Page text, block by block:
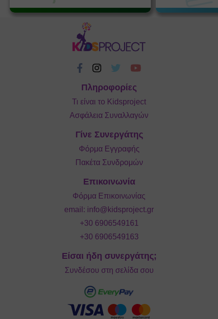
Πληροφορίες
Τι είναι το Kidsproject
Ασφάλεια Συναλλαγών
Γίνε Συνεργάτης
Φόρμα Εγγραφής
Πακέτα Συνδρομών
Επικοινωνία
Φόρμα Επικοινωνίας
email: info@kidsproject.gr
+30 6906549161
+30 6906549163
Είσαι ήδη συνεργάτης;
Συνδέσου στη σελίδα σου